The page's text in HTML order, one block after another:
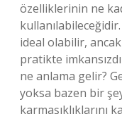
özelliklerinin ne
ideal olabilir,
pratikte
ne anlama gelir?
yoksa bazen bir
karmaşıklıklarını